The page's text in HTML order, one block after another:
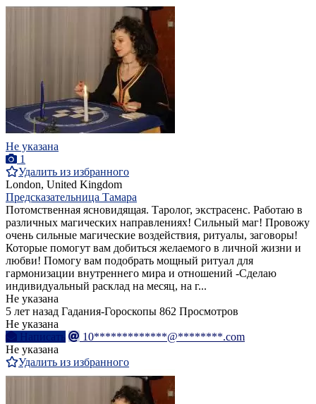
Не указана
1
Удалить из избранного
London, United Kingdom
Предсказательница Тамара
Потомственная ясновидящая. Таролог, экстрасенс. Работаю в
различных магических направлениях! Сильный маг! Провожу
очень сильные магические воздействия, ритуалы, заговоры!
Которые помогут вам добиться желаемого в личной жизни и
любви! Помогу вам подобрать мощный ритуал для
гармонизации внутреннего мира и отношений -Сделаю
индивидуальный расклад на месяц, на г...
Не указана
5 лет назад Гадания-Гороскопы 862 Просмотров
Не указана
Написать
10*************@********.com
Не указана
Удалить из избранного